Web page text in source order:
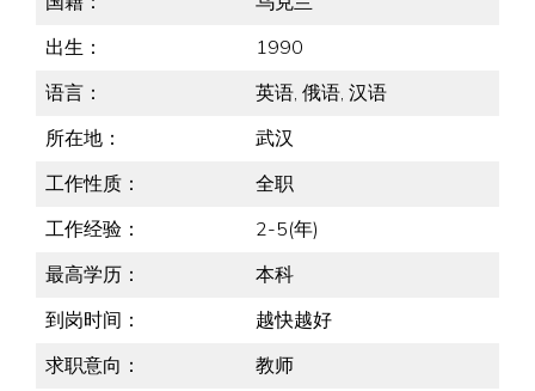
出生：
1990
语言：
英语, 俄语, 汉语
所在地：
武汉
工作性质：
全职
工作经验：
2-5(年)
最高学历：
本科
到岗时间：
越快越好
求职意向：
教师